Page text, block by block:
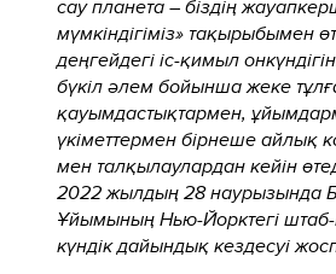
сау планета – біздің
мүмкіндігіміз» тақырыбымен
деңгейдегі іс-қимыл
бүкіл әлем бойынша жеке
қауымдастықтармен,
үкіметтермен бірнеше айлық
мен талқылаулардан кейін
2022 жылдың 28 наурызында
Ұйымының Нью-Йорктегі штаб-
күндік дайындық кездесуі